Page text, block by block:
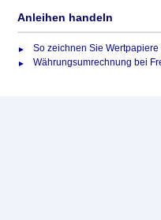
Anleihen handeln
So zeichnen Sie
Währungsumrechnung bei